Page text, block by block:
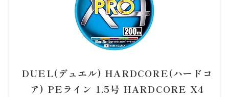
DUEL(デュエル) HARDCORE(ハードコ
ア) PEライン 1.5号 HARDCORE X4